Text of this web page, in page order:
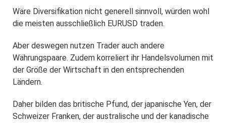
Wäre Diversifikation nicht generell sinnvoll, würden wohl
die meisten ausschließlich EURUSD traden.
Aber deswegen nutzen Trader auch andere
Währungspaare. Zudem korreliert ihr Handelsvolumen mit
der Größe der Wirtschaft in den entsprechenden
Ländern.
Daher bilden das britische Pfund, der japanische Yen, der
Schweizer Franken, der australische und der kanadische